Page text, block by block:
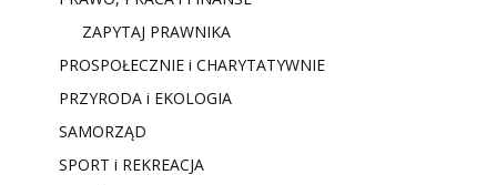
ZAPYTAJ PRAWNIKA
PROSPOŁECZNIE i CHARYTATYWNIE
PRZYRODA i EKOLOGIA
SAMORZĄD
SPORT i REKREACJA